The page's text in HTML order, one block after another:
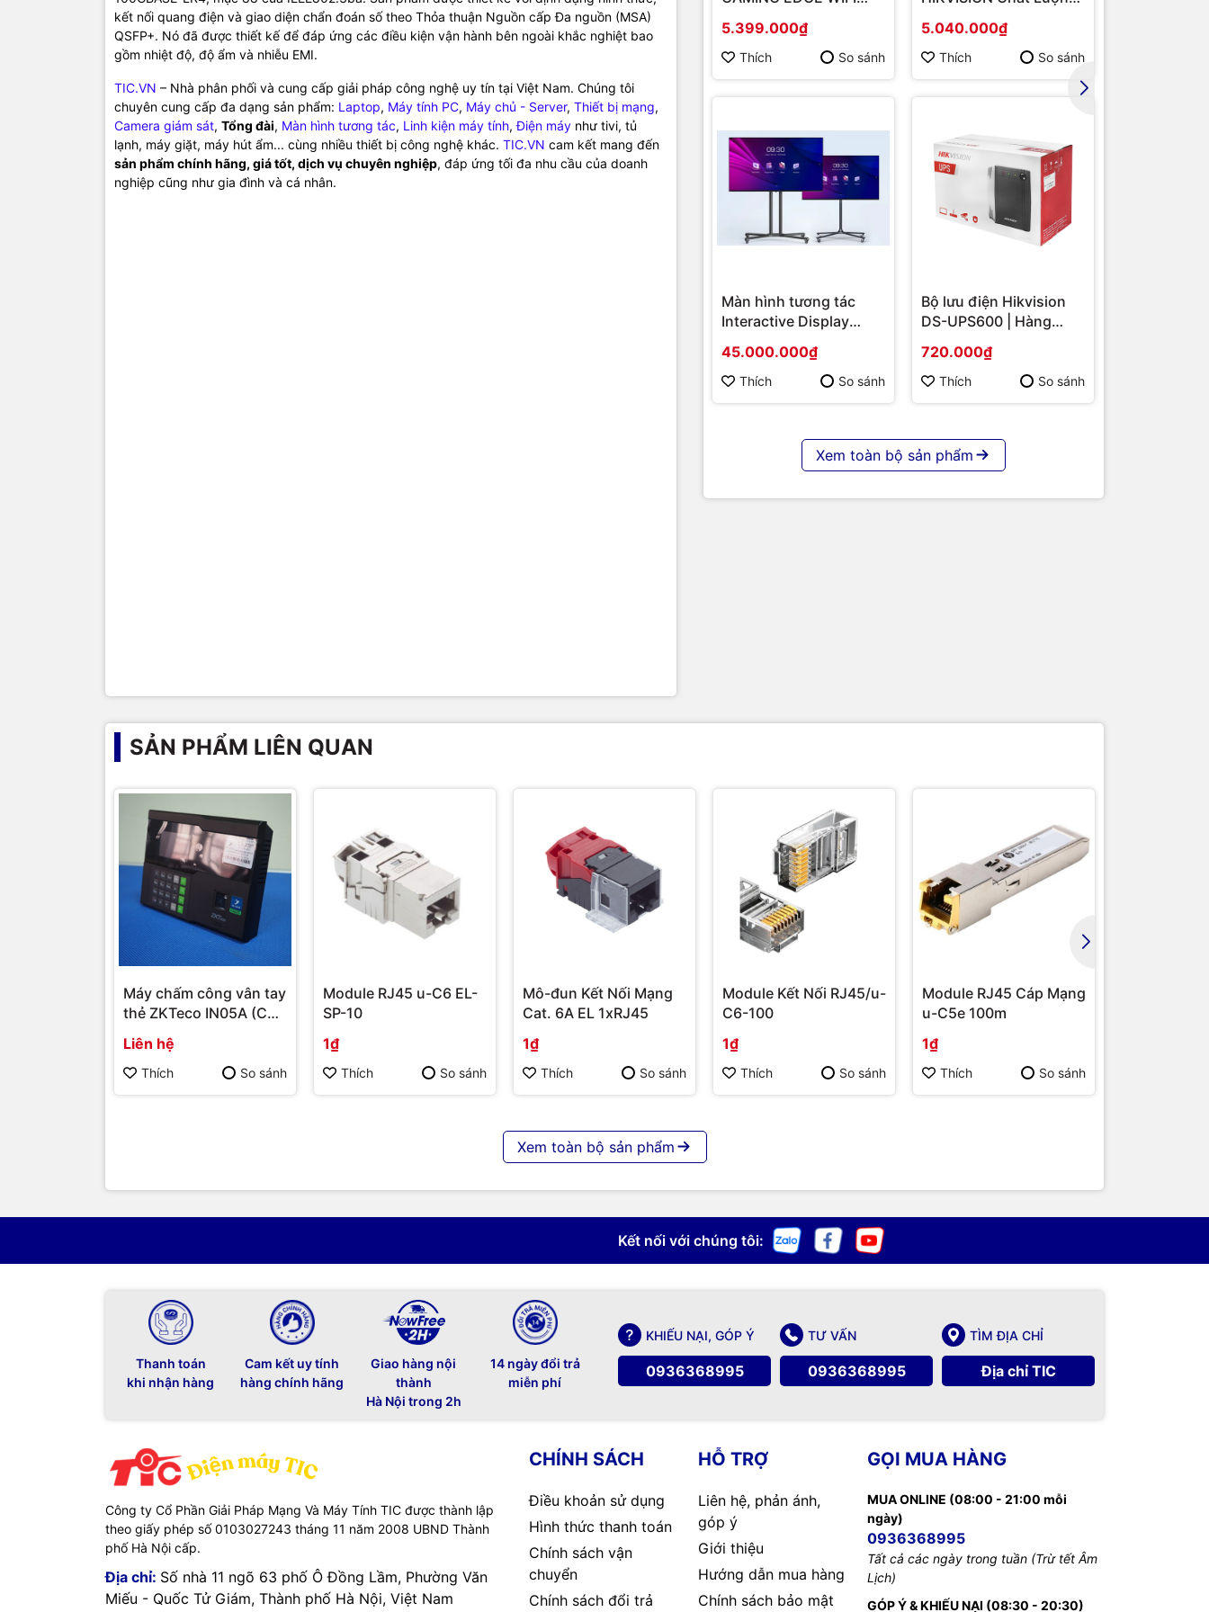
kết nối quang điện và giao diện chẩn đoán số theo Thỏa thuận Nguồn cấp Đa nguồn (MSA)
QSFP+. Nó đã được thiết kế để đáp ứng các điều kiện vận hành bên ngoài khắc nghiệt bao
gồm nhiệt độ, độ ẩm và nhiễu EMI.
TIC.VN – Nhà phân phối và cung cấp giải pháp công nghệ uy tín tại Việt Nam. Chúng tôi
chuyên cung cấp đa dạng sản phẩm: Laptop, Máy tính PC, Máy chủ - Server, Thiết bị mạng,
Camera giám sát, Tổng đài, Màn hình tương tác, Linh kiện máy tính,Điện máy như tivi, tủ
lạnh, máy giặt, máy hút ẩm... cùng nhiều thiết bị công nghệ khác. TIC.VN cam kết mang đến
sản phẩm chính hãng, giá tốt, dịch vụ chuyên nghiệp, đáp ứng tối đa nhu cầu của doanh
nghiệp cũng như gia đình và cá nhân.
Socket AM4/ VGA
onboard)
5.399.000₫
Thích So sánh
5.040.000₫
Thích So sánh
Màn hình tương tác
Interactive Display
D5B86RB/FL 86 | Cấu
hình cao cấp | Hàng
chính hãng
45.000.000₫
Thích So sánh
Bộ lưu điện Hikvision
DS-UPS600 | Hàng
720.000₫
Thích So sánh
Xem toàn bộ sản phẩm
SẢN PHẨM LIÊN QUAN
Máy chấm công vân tay
thẻ ZKTeco IN05A (Có
khả năng tích hợp
module 4G) | Hàng
chính hãng
Liên hệ
Thích So sánh
Module RJ45 u-C6 EL-
SP-10
1₫
Thích So sánh
Mô-đun Kết Nối Mạng
Cat. 6A EL 1xRJ45
1₫
Thích So sánh
Module Kết Nối RJ45/u-
C6-100
1₫
Thích So sánh
Module RJ45 Cáp Mạng
u-C5e 100m
1₫
Thích So sánh
Xem toàn bộ sản phẩm
Kết nối với chúng tôi:
Thanh toán
khi nhận hàng
Cam kết uy tính
hàng chính hãng
Giao hàng nội
thành
Hà Nội trong 2h
14 ngày đổi trả
miễn phí
KHIẾU NẠI, GÓP Ý
0936368995
TƯ VẤN
0936368995
TÌM ĐỊA CHỈ
Địa chỉ TIC
Công ty Cổ Phần Giải Pháp Mạng Và Máy Tính TIC được thành lập
theo giấy phép số 0103027243 tháng 11 năm 2008 UBND Thành
phố Hà Nội cấp.
Địa chỉ: Số nhà 11 ngõ 63 phố Ô Đồng Lầm, Phường Văn
Miếu - Quốc Tử Giám, Thành phố Hà Nội, Việt Nam
CHÍNH SÁCH
Điều khoản sử dụng
Hình thức thanh toán
Chính sách vận
chuyển
Chính sách đổi trả
HỖ TRỢ
Liên hệ, phản ánh,
góp ý
Giới thiệu
Hướng dẫn mua hàng
Chính sách bảo mật
GỌI MUA HÀNG
MUA ONLINE (08:00 - 21:00 mỗi
ngày)
0936368995
Tất cả các ngày trong tuần (Trừ tết Âm
Lịch)
GÓP Ý & KHIẾU NẠI (08:30 - 20:30)